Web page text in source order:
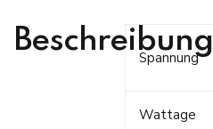
Beschreibung
Spannung
Wattage